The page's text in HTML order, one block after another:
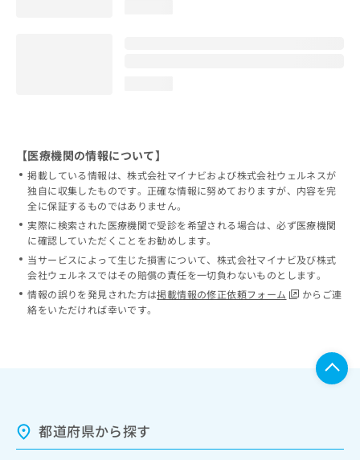
【医療機関の情報について】
掲載している情報は、株式会社マイナビおよび株式会社ウェルネスが
独自に収集したものです。正確な情報に努めておりますが、内容を完
全に保証するものではありません。
実際に検索された医療機関で受診を希望される場合は、必ず医療機関
に確認していただくことをお勧めします。
当サービスによって生じた損害について、株式会社マイナビ及び株式
会社ウェルネスではその賠償の責任を一切負わないものとします。
情報の誤りを発見された方は掲載情報の修正依頼フォーム
からご連
絡をいただければ幸いです。
都道府県から探す